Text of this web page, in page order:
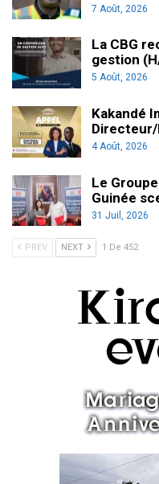
7 Août, 2026
La CBG
gestion
5 Août, 2026
Kakandé
4 Août, 2026
Le
Guinée
31 Juil, 2026
PREV NEXT 1 De 452